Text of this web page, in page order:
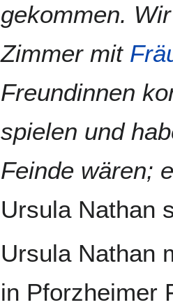
gekommen.
Zimmer mit
Freundinnen
spielen und
Feinde wären;
Ursula Nathan
Ursula Nathan
in Pforzheimer